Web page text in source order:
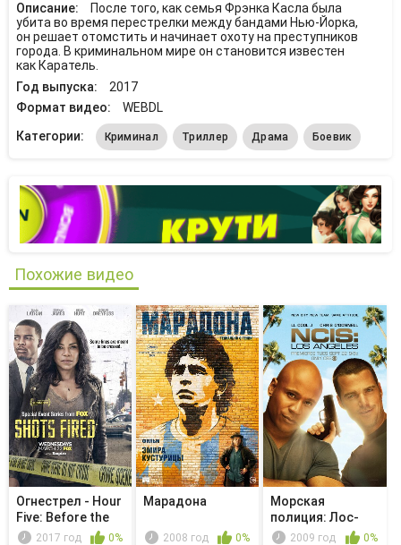
Описание:
После того, как семья Фрэнка Касла была
убита во время перестрелки между бандами Нью-Йорка,
он решает отомстить и начинает охоту на преступников
города. В криминальном мире он становится известен
как Каратель.
Год выпуска:
2017
Формат видео:
WEBDL
Категории:
Криминал Триллер Драма Боевик
Похожие видео
Огнестрел - Hour
Five: Before the
Storm2017 год 0%
Марадона
2008 год 0%
Морская
полиция: Лос-
Анджелес - A
2009 год 0%